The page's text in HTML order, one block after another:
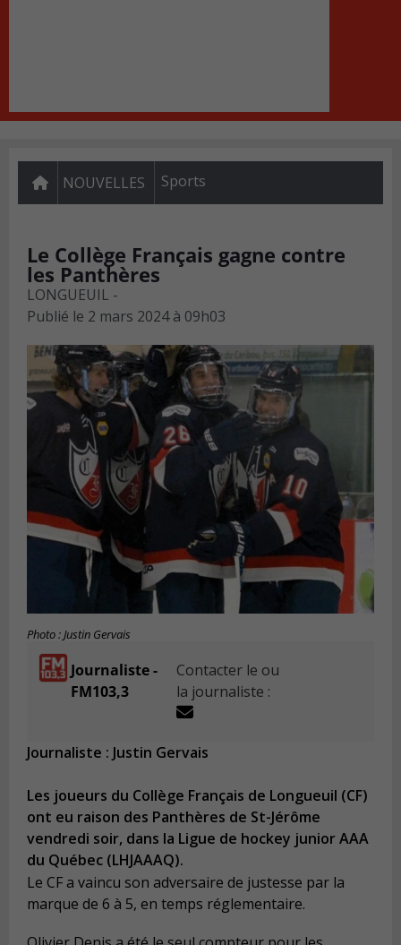
NOUVELLES Sports
Le Collège Français gagne contre
les Panthères
LONGUEUIL -
Publié le 2 mars 2024 à 09h03
Photo : Justin Gervais
Journaliste -
FM103,3
Contacter le ou
la journaliste :
Journaliste : Justin Gervais
Les joueurs du Collège Français de Longueuil (CF)
ont eu raison des Panthères de St-Jérôme
vendredi soir, dans la Ligue de hockey junior AAA
du Québec (LHJAAAQ).
Le CF a vaincu son adversaire de justesse par la
marque de 6 à 5, en temps réglementaire.